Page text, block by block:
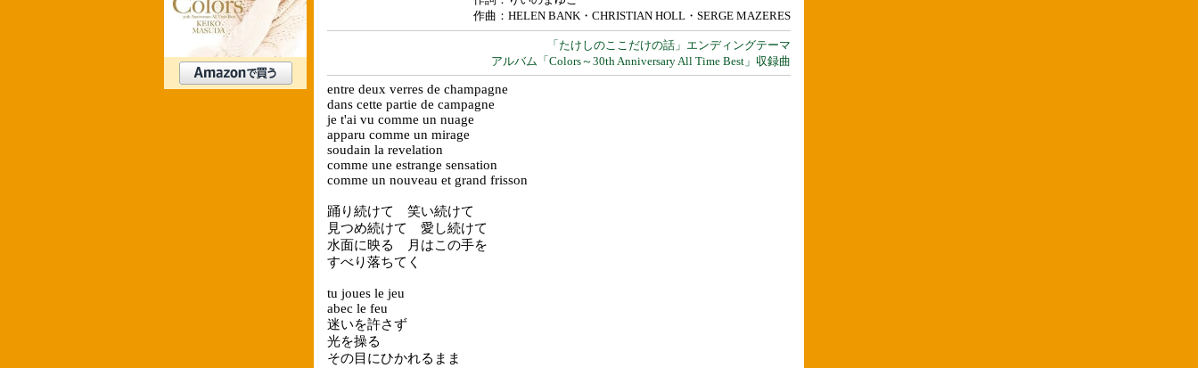
作曲：HELEN BANK・CHRISTIAN HOLL・SERGE MAZERES
「たけしのここだけの話」エンディングテーマ
アルバム「Colors～30th Anniversary All Time Best」収録曲
entre deux verres de champagne
dans cette partie de campagne
je t'ai vu comme un nuage
apparu comme un mirage
soudain la revelation
comme une estrange sensation
comme un nouveau et grand frisson
踊り続けて 笑い続けて
見つめ続けて 愛し続けて
水面に映る 月はこの手を
すべり落ちてく
tu joues le jeu
abec le feu
迷いを許さず
光を操る
その目にひかれるまま